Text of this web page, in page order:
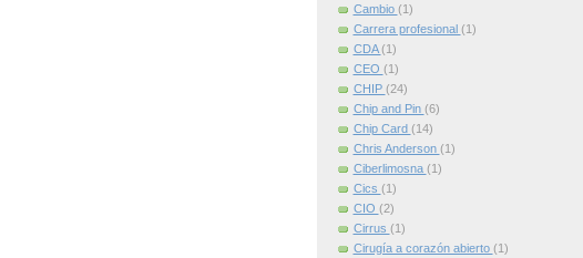
Cambio (1)
Carrera profesional (1)
CDA(1)
CEO (1)
CHIP (24)
Chip and Pin (6)
Chip Card (14)
Chris Anderson (1)
Ciberlimosna (1)
Cics (1)
CIO (2)
Cirrus (1)
Cirugía a corazón abierto (1)